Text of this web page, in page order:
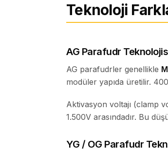
Teknoloji
AG Parafudr
AG parafudrler genellikle
modüler yapıda üretilir.
Aktivasyon voltajı (clamp
1.500V arasındadır. Bu
YG / OG Parafudr